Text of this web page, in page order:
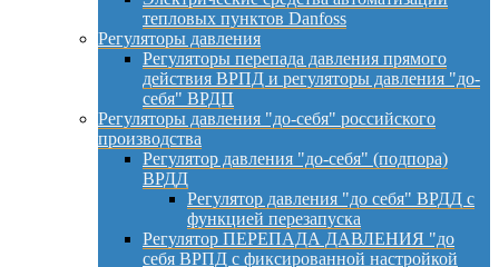
тепловых пунктов Danfoss
Регуляторы давления
Регуляторы перепада давления прямого
действия ВРПД и регуляторы давления "до-
себя" ВРДП
Регуляторы давления "до-себя" российского
производства
Регулятор давления "до-себя" (подпора)
ВРДД
Регулятор давления "до себя" ВРДД с
функцией перезапуска
Регулятор ПЕРЕПАДА ДАВЛЕНИЯ "до
себя ВРПД с фиксированной настройкой